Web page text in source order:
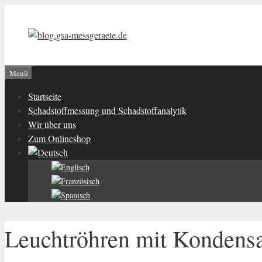
springen
Menü
Startseite
Schadstoffmessung und Schadstoffanalytik
Wir über uns
Zum Onlineshop
Leuchtröhren mit